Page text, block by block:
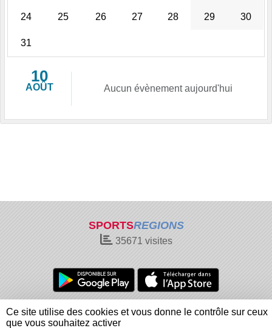
24 25 26 27 28 29 30
31
10
AOÛT Aucun évènement aujourd'hui
SPORTSREGIONS
35671 visites
Charte cookies
Gestion des cookies
Informations légales
Signaler un contenu inapproprié
Ce site utilise des cookies et vous donne le contrôle sur ceux
que vous souhaitez activer